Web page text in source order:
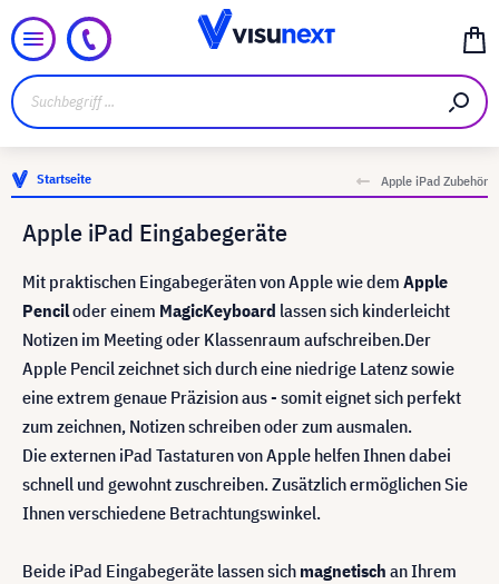
Startseite Apple iPad Zubehör
Apple iPad Eingabegeräte
Mit praktischen Eingabegeräten von Apple wie dem Apple
Penciloder einem MagicKeyboard lassen sich kinderleicht
Notizen im Meeting oder Klassenraum aufschreiben.Der
Apple Pencil zeichnet sich durch eine niedrige Latenz sowie
eine extrem genaue Präzision aus - somit eignet sich perfekt
zum zeichnen, Notizen schreiben oder zum ausmalen.
Die externen iPad Tastaturen von Apple helfen Ihnen dabei
schnell und gewohnt zuschreiben. Zusätzlich ermöglichen Sie
Ihnen verschiedene Betrachtungswinkel.
Beide iPad Eingabegeräte lassen sich magnetisch an Ihrem